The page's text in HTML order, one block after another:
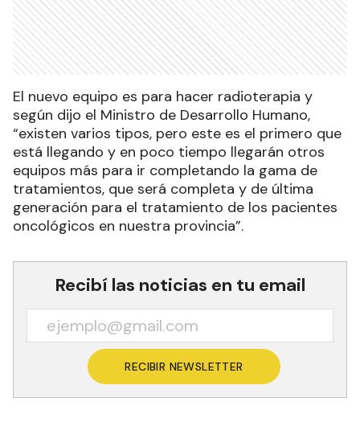
El nuevo equipo es para hacer radioterapia y
según dijo el Ministro de Desarrollo Humano,
“existen varios tipos, pero este es el primero que
está llegando y en poco tiempo llegarán otros
equipos más para ir completando la gama de
tratamientos, que será completa y de última
generación para el tratamiento de los pacientes
oncológicos en nuestra provincia”.
Recibí las noticias en tu email
RECIBIR NEWSLETTER